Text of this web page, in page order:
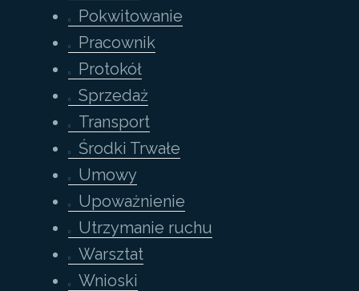
Pokwitowanie
Pracownik
Protokół
Sprzedaż
Transport
Środki Trwałe
Umowy
Upoważnienie
Utrzymanie ruchu
Warsztat
Wnioski